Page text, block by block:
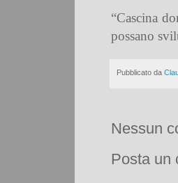
“Cascina
possano
Pubblicato da
Nessun
Posta un